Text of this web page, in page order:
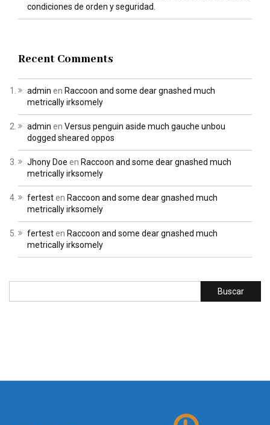
condiciones de orden y seguridad.
Recent Comments
admin en Raccoon and some dear gnashed much
metrically irksomely
admin en Versus penguin aside much gauche unbou
dogged sheared oppos
Jhony Doe en Raccoon and some dear gnashed much
metrically irksomely
fertesten Raccoon and some dear gnashed much
metrically irksomely
fertesten Raccoon and some dear gnashed much
metrically irksomely